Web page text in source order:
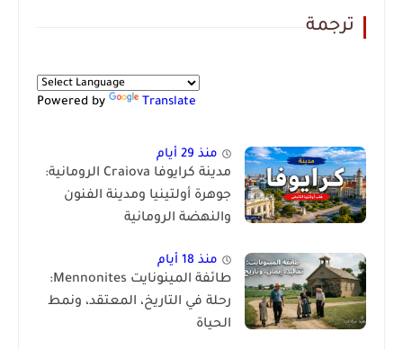
ترجمة
Powered by Translate
منذ 29 أيام
مدينة كرايوفا Craiova الرومانية:
جوهرة أولتينيا ومدينة الفنون
والنهضة الرومانية
منذ 18 أيام
طائفة المينونايت Mennonites:
رحلة في التاريخ، المعتقد، ونمط
الحياة